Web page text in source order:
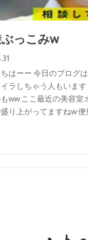
っこみw
ちはーー 今日のブログ
ラしちゃう人もいま
ww ここ最近の美容
り上がってますねw 便